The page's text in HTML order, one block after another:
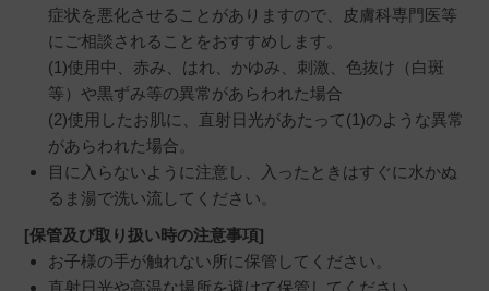
症状を悪化させることがありますので、皮膚科専門医等
にご相談されることをおすすめします。
(1)使用中、赤み、はれ、かゆみ、刺激、色抜け（白斑
等）や黒ずみ等の異常があらわれた場合
(2)使用したお肌に、直射日光があたって(1)のような異常
があらわれた場合。
目に入らないように注意し、入ったときはすぐに水かぬ
るま湯で洗い流してください。
[保管及び取り扱い時の注意事項]
お子様の手が触れない所に保管してください。